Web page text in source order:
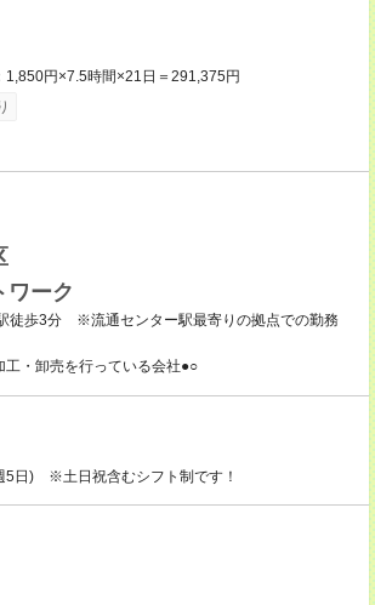
円×7.5時間×21日＝291,375円
ワーク
徒歩3分 ※流通センター駅最寄りの拠点での勤務
工・卸売を行っている会社●○
5日) ※土日祝含むシフト制です！